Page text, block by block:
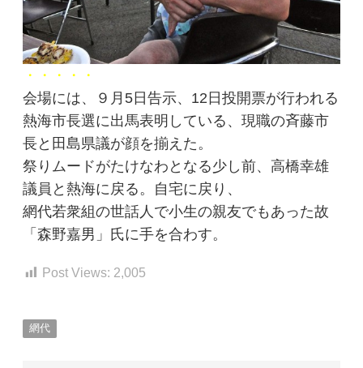
・・・・・
会場には、９月5日告示、12日投開票が行われる
熱海市長選に出馬表明している、現職の斉藤市
長と田島県議が顔を揃えた。
祭りムードがたけなわとなる少し前、高橋幸雄
議員と熱海に戻る。自宅に戻り、
網代若衆組の世話人で小生の親友でもあった故
「森野嘉男」氏に手を合わす。
Post Views: 2,005
網代